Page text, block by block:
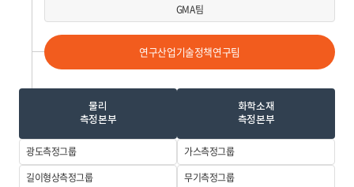
GMA팀
연구산업기술정책연구팀
물리
측정본부
광도측정그룹
길이형상측정그룹
화학소재
측정본부
가스측정그룹
무기측정그룹